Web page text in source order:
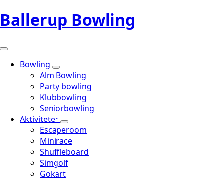
Ballerup Bowling
Bowling
Alm Bowling
Party bowling
Klubbowling
Seniorbowling
Aktiviteter
Escaperoom
Minirace
Shuffleboard
Simgolf
Gokart